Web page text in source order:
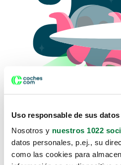
Uso responsable de sus datos
Nosotros y nuestros 1022
datos personales, p.ej., su
como las cookies para